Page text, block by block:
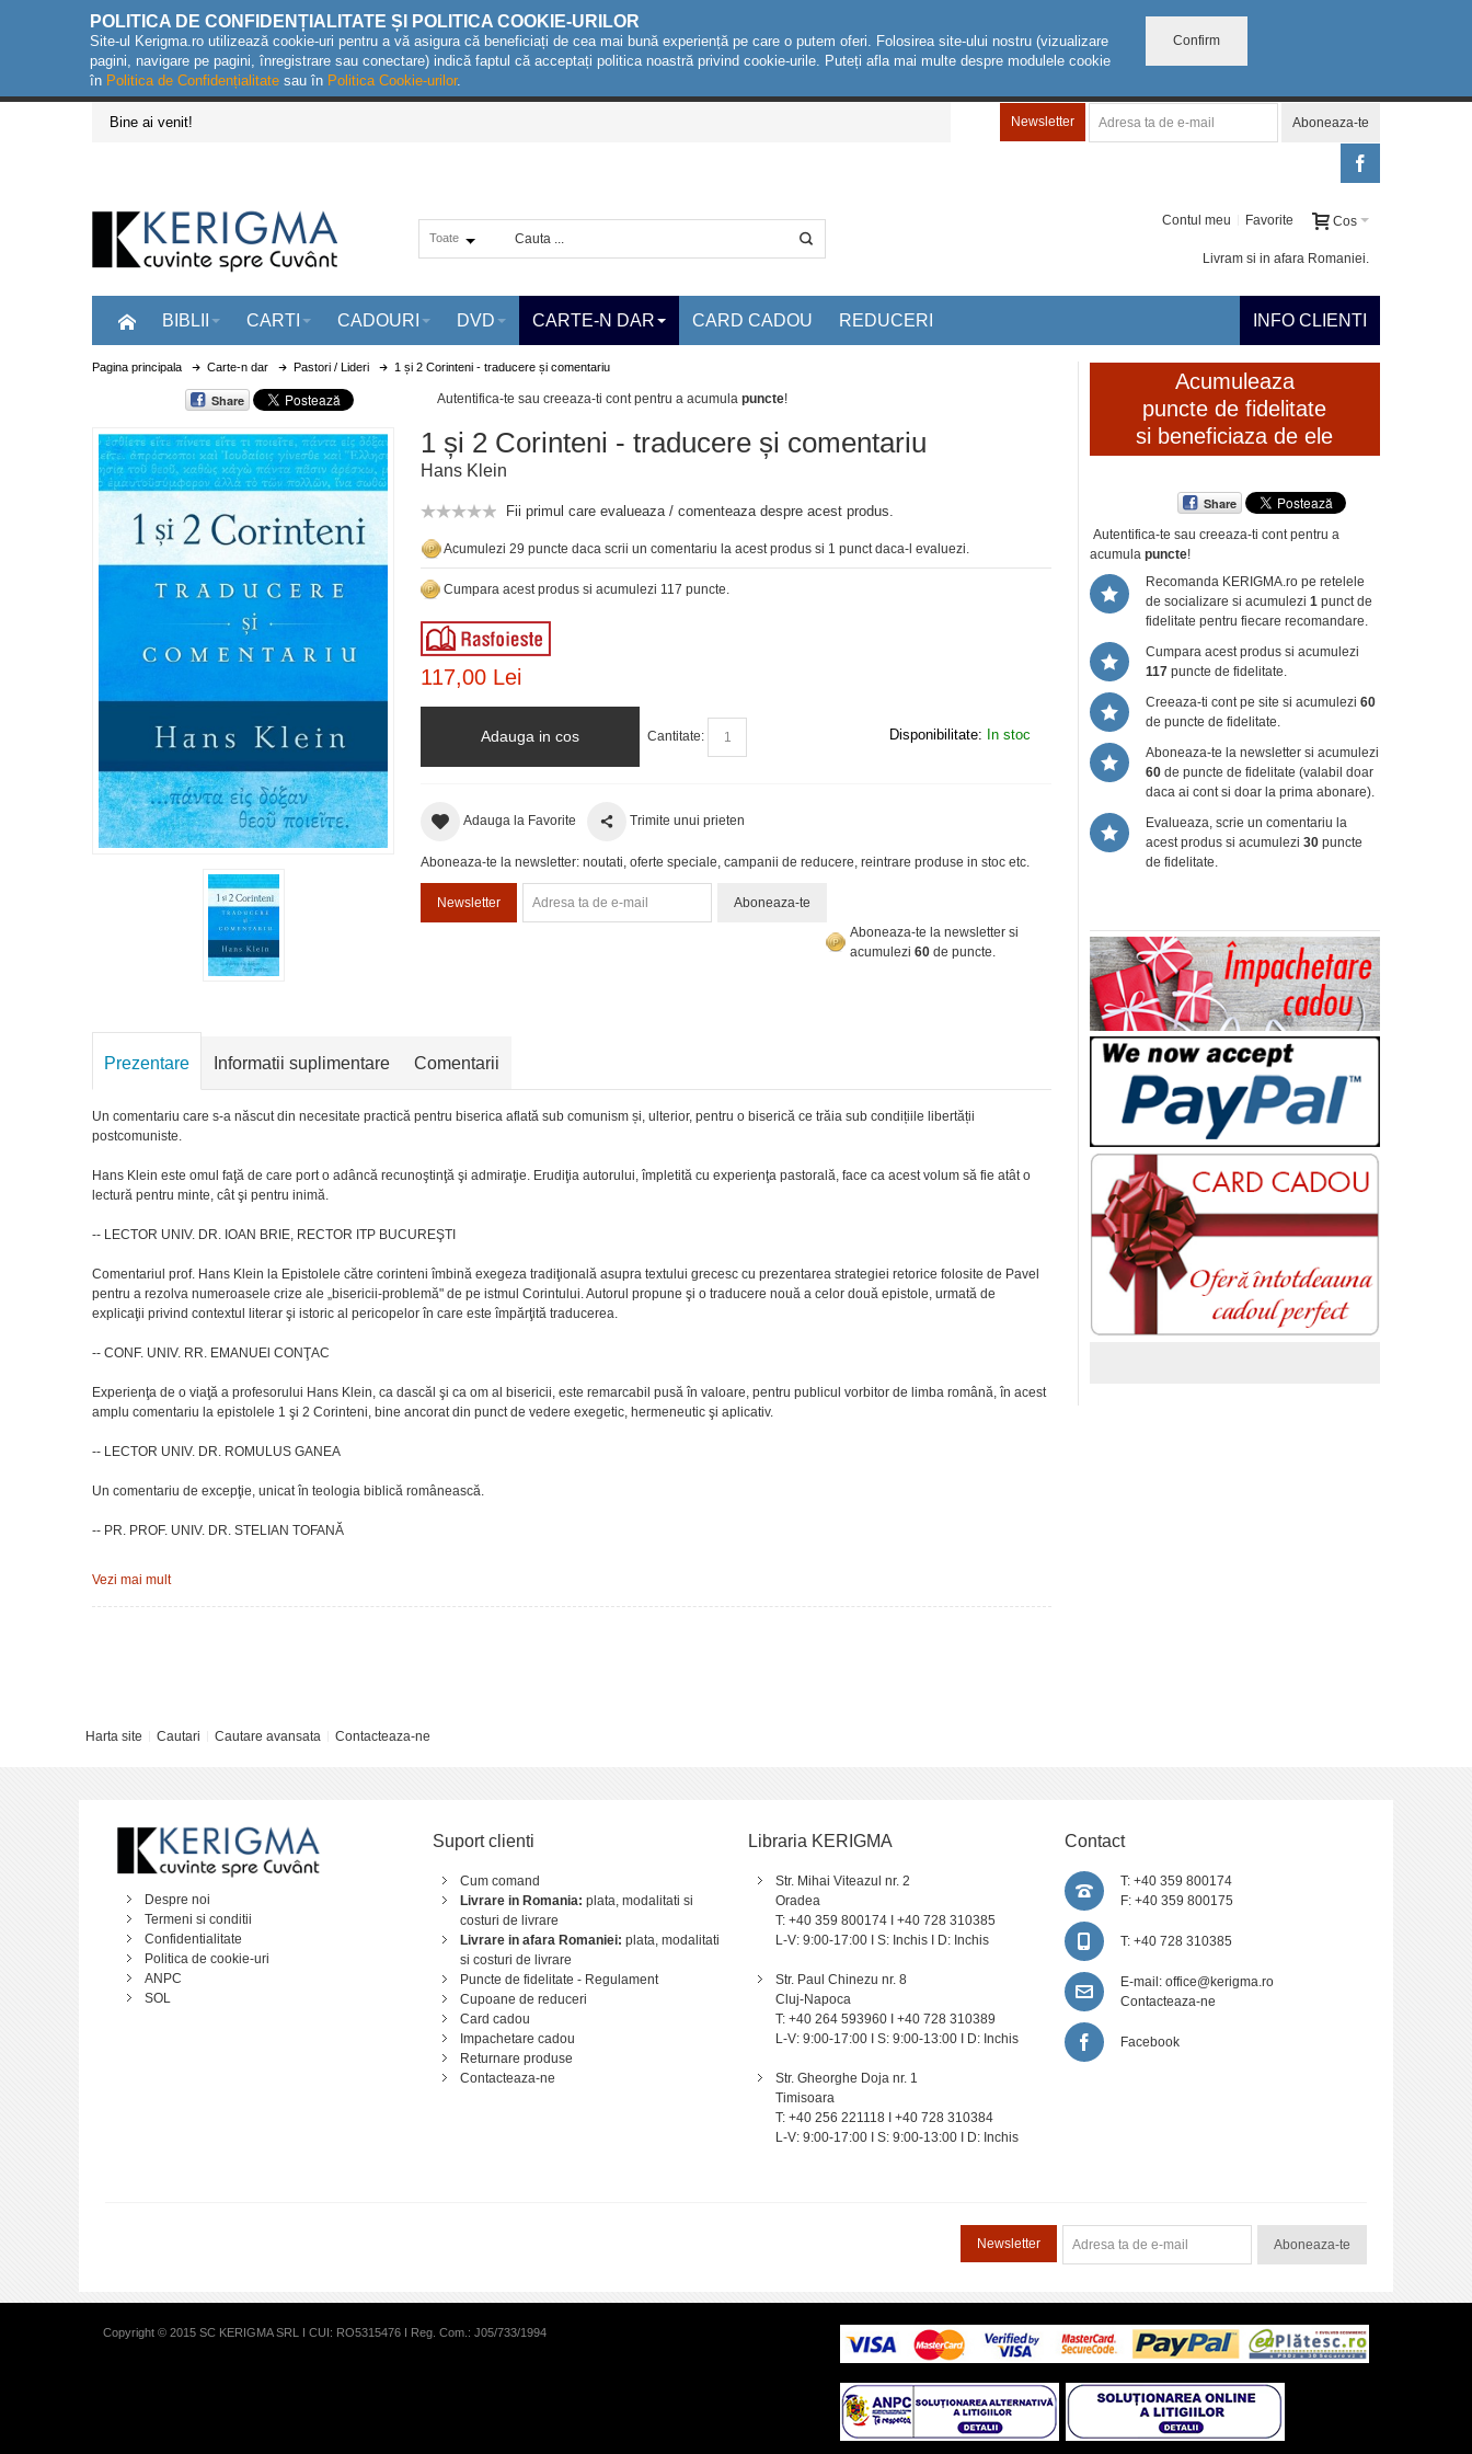
POLITICA DE CONFIDENȚIALITATE ȘI POLITICA COOKIE-URILOR
Site-ul Kerigma.ro utilizează cookie-uri pentru a vă asigura că beneficiați de cea mai bună experiență pe care o putem oferi. Folosirea site-ului nostru (vizualizare
pagini, navigare pe pagini, înregistrare sau conectare) indică faptul că acceptați politica noastră privind cookie-urile. Puteți afla mai multe despre modulele cookie
în Politica de Confidențialitate sau în Politica Cookie-urilor.
Confirm
Bine ai venit! Newsletter Aboneaza-te
Toate
Cos
Contul meu Favorite
Livram si in afara Romaniei.
BIBLII CARTI CADOURI DVD CARTE-N DAR CARD CADOU REDUCERI INFO CLIENTI
Pagina principala Carte-n dar Pastori / Lideri 1 și 2 Corinteni - traducere și comentariu
Share Autentifica-te sau creeaza-ti cont pentru a acumula puncte!
1 și 2 Corinteni - traducere și comentariu
Hans Klein
Fii primul care evalueaza / comenteaza despre acest produs.
Acumulezi 29 puncte daca scrii un comentariu la acest produs si 1 punct daca-l evaluezi.
Cumpara acest produs si acumulezi 117 puncte.
117,00 Lei
Cantitate:
Adauga in cos Disponibilitate: In stoc
Adauga la Favorite Trimite unui prieten
Aboneaza-te la newsletter: noutati, oferte speciale, campanii de reducere, reintrare produse in stoc etc.
Newsletter
Aboneaza-te
Aboneaza-te la newsletter si
acumulezi 60de puncte.
Acumuleaza
puncte de fidelitate
si beneficiaza de ele
Share
Autentifica-te sau creeaza-ti contpentru a
acumula puncte!
Recomanda KERIGMA.ro pe retelele
de socializare si acumulezi 1 punct de
fidelitate pentru fiecare recomandare.
Cumpara acest produs si acumulezi
117puncte de fidelitate.
Creeaza-ti cont pe site si acumulezi 60
de puncte de fidelitate.
Aboneaza-te la newsletter si acumulezi
60de puncte de fidelitate (valabil doar
daca ai cont si doar la prima abonare).
Evalueaza, scrie un comentariu la
acest produs si acumulezi 30puncte
de fidelitate.
Prezentare Informatii suplimentare Comentarii
Un comentariu care s-a născut din necesitate practică pentru biserica aflată sub comunism și, ulterior, pentru o biserică ce trăia sub condițiile libertății
postcomuniste.
Hans Klein este omul faţă de care port o adâncă recunoştinţă şi admiraţie. Erudiţia autorului, împletită cu experienţa pastorală, face ca acest volum să fie atât o
lectură pentru minte, cât şi pentru inimă.
-- LECTOR UNIV. DR. IOAN BRIE, RECTOR ITP BUCUREŞTI
Comentariul prof. Hans Klein la Epistolele către corinteni îmbină exegeza tradiţională asupra textului grecesc cu prezentarea strategiei retorice folosite de Pavel
pentru a rezolva numeroasele crize ale „bisericii-problemă" de pe istmul Corintului. Autorul propune şi o traducere nouă a celor două epistole, urmată de
explicaţii privind contextul literar şi istoric al pericopelor în care este împărţită traducerea.
-- CONF. UNIV. RR. EMANUEl CONŢAC
Experienţa de o viaţă a profesorului Hans Klein, ca dascăl şi ca om al bisericii, este remarcabil pusă în valoare, pentru publicul vorbitor de limba română, în acest
amplu comentariu la epistolele 1 şi 2 Corinteni, bine ancorat din punct de vedere exegetic, hermeneutic şi aplicativ.
-- LECTOR UNIV. DR. ROMULUS GANEA
Un comentariu de excepţie, unicat în teologia biblică românească.
-- PR. PROF. UNIV. DR. STELIAN TOFANĂ
-- CONF. UNIV. DR. MIHAI HANDARIC
Predica de pe Munte.
Vezi mai mult
Harta site Cautari Cautare avansata Contacteaza-ne
Despre noi
Termeni si conditii
Confidentialitate
Politica de cookie-uri
ANPC
SOL
Suport clienti
Cum comand
Livrare in Romania: plata, modalitati si
costuri de livrare
Livrare in afara Romaniei: plata, modalitati
si costuri de livrare
Puncte de fidelitate - Regulament
Cupoane de reduceri
Card cadou
Impachetare cadou
Returnare produse
Contacteaza-ne
Libraria KERIGMA
Str. Mihai Viteazul nr. 2
Oradea
T: +40 359 800174 I +40 728 310385
L-V: 9:00-17:00 I S: Inchis I D: Inchis
Str. Paul Chinezu nr. 8
Cluj-Napoca
T: +40 264 593960 I +40 728 310389
L-V: 9:00-17:00 I S: 9:00-13:00 I D: Inchis
Str. Gheorghe Doja nr. 1
Timisoara
T: +40 256 221118 I +40 728 310384
L-V: 9:00-17:00 I S: 9:00-13:00 I D: Inchis
Contact
T: +40 359 800174
F: +40 359 800175
T: +40 728 310385
E-mail: office@kerigma.ro
Contacteaza-ne
Facebook
Newsletter Aboneaza-te
Copyright © 2015 SC KERIGMA SRL I CUI: RO5315476 I Reg. Com.: J05/733/1994